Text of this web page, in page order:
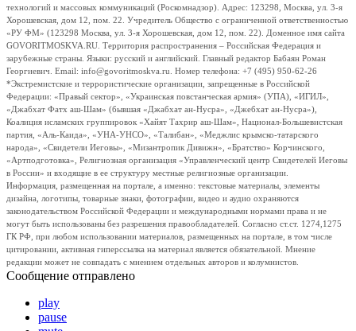
технологий и массовых коммуникаций (Роскомнадзор). Адрес: 123298, Москва, ул. 3-я
Хорошевская, дом 12, пом. 22. Учредитель Общество с ограниченной ответственностью
«РУ ФМ» (123298 Москва, ул. 3-я Хорошевская, дом 12, пом. 22). Доменное имя сайта
GOVORITMOSKVA.RU. Территория распространения – Российская Федерация и
зарубежные страны. Языки: русский и английский. Главный редактор Бабаян Роман
Георгиевич. Email: info@govoritmoskva.ru. Номер телефона: +7 (495) 950-62-26
*Экстремистские и террористические организации, запрещенные в Российской
Федерации: «Правый сектор», «Украинская повстанческая армия» (УПА), «ИГИЛ»,
«Джабхат Фатх аш-Шам» (бывшая «Джабхат ан-Нусра», «Джебхат ан-Нусра»),
Коалиция исламских группировок «Хайят Тахрир аш-Шам», Национал-Большевистская
партия, «Аль-Каида», «УНА-УНСО», «Талибан», «Меджлис крымско-татарского
народа», «Свидетели Иеговы», «Мизантропик Дивижн», «Братство» Корчинского,
«Артподготовка», Религиозная организация «Управленческий центр Свидетелей Иеговы
в России» и входящие в ее структуру местные религиозные организации.
Информация, размещенная на портале, а именно: текстовые материалы, элементы
дизайна, логотипы, товарные знаки, фотографии, видео и аудио охраняются
законодательством Российской Федерации и международными нормами права и не
могут быть использованы без разрешения правообладателей. Согласно ст.ст. 1274,1275
ГК РФ, при любом использовании материалов, размещенных на портале, в том числе
цитировании, активная гиперссылка на материал является обязательной. Мнение
редакции может не совпадать с мнением отдельных авторов и колумнистов.
Сообщение отправлено
play
pause